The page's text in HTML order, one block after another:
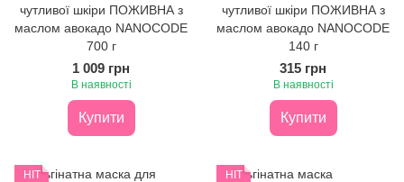
чутливої шкіри ПОЖИВНА з
маслом авокадо NANOCODE
700 г
1 009 грн
В наявності
Купити
чутливої шкіри ПОЖИВНА з
маслом авокадо NANOCODE
140 г
315 грн
В наявності
Купити
HIT HIT